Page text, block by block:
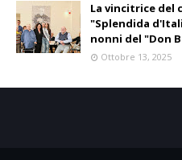
La vincitrice del
"Splendida
nonni del "Don
Ottobre 13, 2025